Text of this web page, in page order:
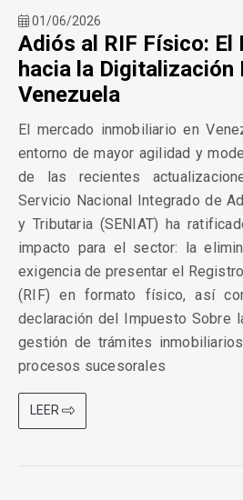
01/06/2026
Adiós al RIF Físico: El
hacia la Digitalización
Venezuela
El mercado inmobiliario en
entorno de mayor agilidad y
de las recientes
Servicio Nacional Integrado de
y Tributaria (SENIAT) ha
impacto para el sector: la
exigencia de presentar el
(RIF) en formato físico, así
declaración del Impuesto Sobre
gestión de trámites
procesos sucesorales
LEER